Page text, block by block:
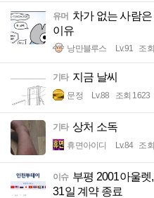
유머 차가 없는 사람
이유
낭만블루스 Lv.91 조
기타 지금 날씨
문정 Lv.88 조회 1623
기타 상처 소독
휴면아이디 Lv.84 조
이슈 부평 2001아울렛,
31일 계약 종료